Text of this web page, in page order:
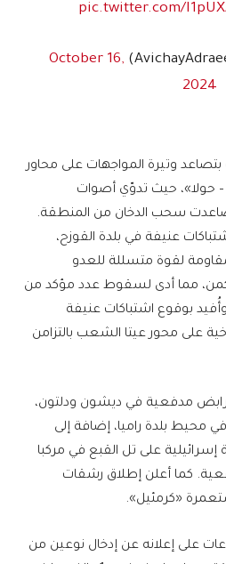
pic.twitter.com/
October 16,
2024
وتيرة المواجهات على محاور
– حولا»، حيث تدوّي أصوات
سحب الدخان من المنطقة.
عنيفة في بلدة القوزح،
لقوة متسللة للعدو
مما أدى لسقوط عدد مؤكد من
بوقوع اشتباكات عنيفة
على محور عيتا الشعب بالتزامن
مدفعية في ديشون ودلتون،
محيط بلدة راميا، إضافة إلى
على تل القبع في مركبا
كما أعلن إطلاق رشقات
«كرمئيل».
على إعلانه عن إدخال نوعين من